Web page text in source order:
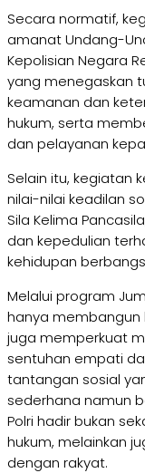
Secara normatif,
amanat Undang-
Kepolisian Negara
yang menegaskan
keamanan dan
hukum, serta
dan pelayanan
Selain itu, kegiatan
nilai-nilai keadilan
Sila Kelima
dan kepedulian
kehidupan
Melalui program
hanya membangun
juga memperkuat
sentuhan empati
tantangan sosial
sederhana namun
Polri hadir bukan
hukum, melainkan
dengan rakyat.